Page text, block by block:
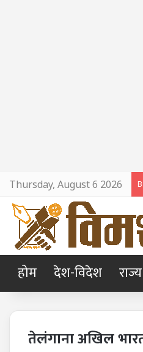
Thursday, August 6 2026
होम देश-विदेश राज्य
तेलंगाना अखिल